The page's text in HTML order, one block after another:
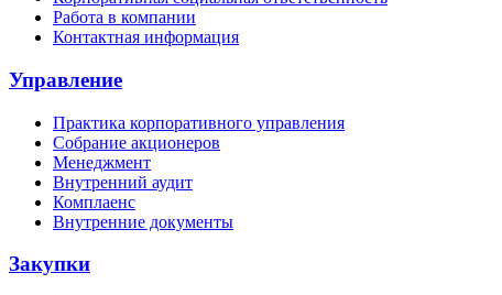
Работа в компании
Контактная информация
Управление
Практика корпоративного управления
Собрание акционеров
Менеджмент
Внутренний аудит
Комплаенс
Внутренние документы
Закупки